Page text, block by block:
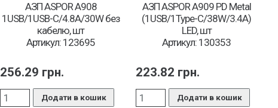
АЗП ASPOR A908
1USB/1USB-C/4.8A/30W без
кабелю, шт
Артикул: 123695
256.29 грн.
Додати в кошик
АЗП ASPOR A909 PD Metal
(1USB/1Type-C/38W/3.4A)
LED, шт
Артикул: 130353
223.82 грн.
Додати в кошик